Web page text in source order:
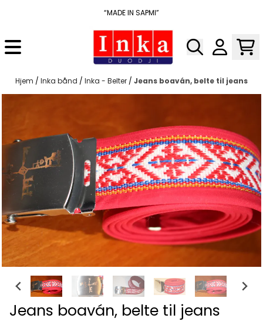
“MADE IN SAPMI”
Hjem / Inka bånd / Inka - Belter / Jeans boaván, belte til jeans
Jeans boaván, belte til jeans